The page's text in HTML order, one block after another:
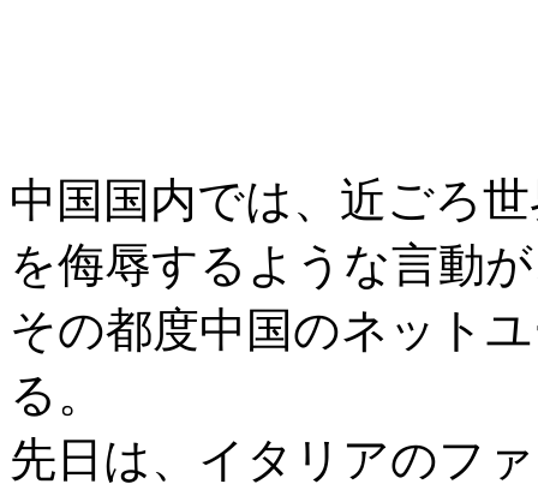
中国国内では、近ごろ
を侮辱するような言動
その都度中国のネット
る。
先日は、イタリアのフ